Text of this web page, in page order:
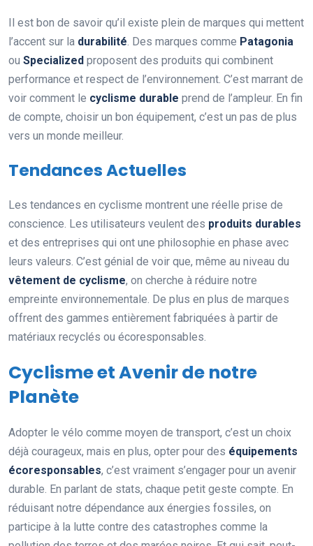
Il est bon de savoir qu’il existe plein de marques qui mettent
l’accent sur la durabilité. Des marques comme Patagonia
ou Specialized proposent des produits qui combinent
performance et respect de l’environnement. C’est marrant de
voir comment le cyclisme durable prend de l’ampleur. En fin
de compte, choisir un bon équipement, c’est un pas de plus
vers un monde meilleur.
Tendances Actuelles
Les tendances en cyclisme montrent une réelle prise de
conscience. Les utilisateurs veulent des produits durables
et des entreprises qui ont une philosophie en phase avec
leurs valeurs. C’est génial de voir que, même au niveau du
vêtement de cyclisme, on cherche à réduire notre
empreinte environnementale. De plus en plus de marques
offrent des gammes entièrement fabriquées à partir de
matériaux recyclés ou écoresponsables.
Cyclisme et Avenir de notre
Planète
Adopter le vélo comme moyen de transport, c’est un choix
déjà courageux, mais en plus, opter pour des équipements
écoresponsables, c’est vraiment s’engager pour un avenir
durable. En parlant de stats, chaque petit geste compte. En
réduisant notre dépendance aux énergies fossiles, on
participe à la lutte contre des catastrophes comme la